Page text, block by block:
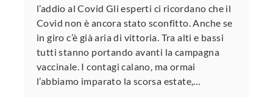
l’addio al Covid Gli esperti ci ricordano che il
Covid non è ancora stato sconfitto. Anche se
in giro c’è già aria di vittoria. Tra alti e bassi
tutti stanno portando avanti la campagna
vaccinale. I contagi calano, ma ormai
l’abbiamo imparato la scorsa estate,…